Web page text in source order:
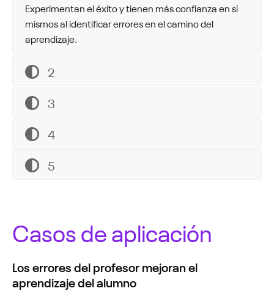
Experimentan el éxito y tienen más confianza en sí
mismos al identificar errores en el camino del
aprendizaje.
2
3
4
5
Casos de aplicación
Los errores del profesor mejoran el
aprendizaje del alumno